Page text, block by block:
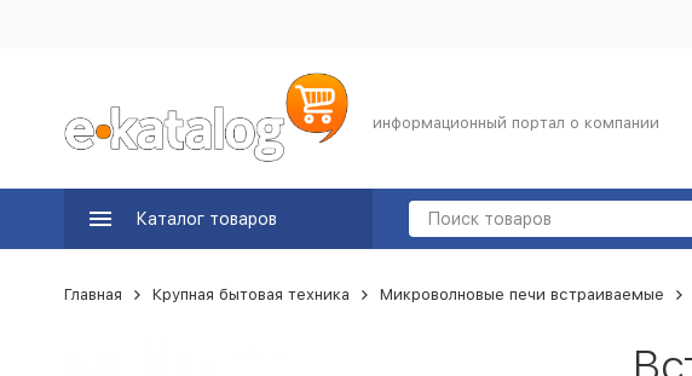
информационный портал о компании
Каталог товаров
Главная Крупная бытовая техника Микроволновые печи встраиваемые